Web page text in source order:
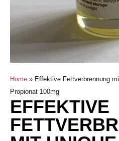
Home » Effektive Fettverbrennung
Propionat 100mg
EFFEKTIVE